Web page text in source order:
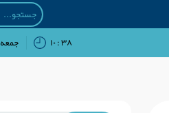
۳۸ : ۱۰ جمعه ۱۶ مرداد ۱۴۰۵